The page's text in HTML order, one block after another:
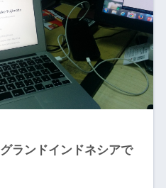
ランドインドネシアで